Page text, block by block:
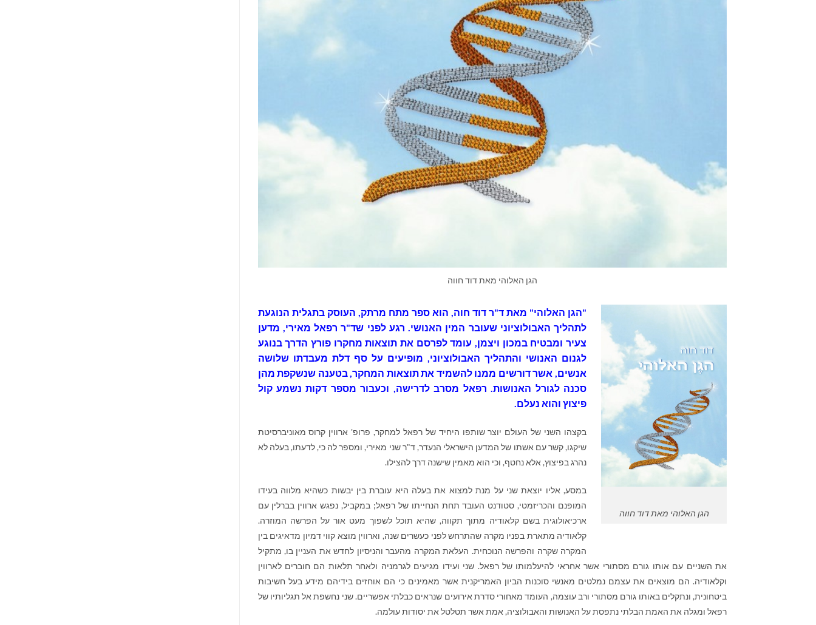
הגן האלוהי מאת דוד חווה
הגן האלוהי מאת דוד חווה
"הגן האלוהי" מאת ד"ר דוד חוה, הוא ספר מתח מרתק, העוסק בתגלית הנוגעת
לתהליך האבולוציוני שעובר המין האנושי. רגע לפני שד"ר רפאל מאירי, מדען
צעיר ומבטיח במכון ויצמן, עומד לפרסם את תוצאות מחקרו פורץ הדרך בנוגע
לגנום האנושי והתהליך האבולוציוני, מופיעים על סף דלת מעבדתו שלושה
אנשים, אשר דורשים ממנו להשמיד את תוצאות המחקר, בטענה שנשקפת מהן
סכנה לגורל האנושות. רפאל מסרב לדרישה, וכעבור מספר דקות נשמע קול
פיצוץ והוא נעלם.
בקצהו השני של העולם יוצר שותפו היחיד של רפאל למחקר, פרופ' ארווין קרוס מאוניברסיטת
שיקגו, קשר עם אשתו של המדען הישראלי הנעדר, ד"ר שני מאירי, ומספר לה כי, לדעתו, בעלה לא
נהרג בפיצוץ, אלא נחטף, וכי הוא מאמין שישנה דרך להצילו.
במסע, אליו יוצאת שני על מנת למצוא את בעלה היא עוברת בין יבשות כשהיא מלווה בעידו
המופנם והכריזמטי, סטודנט העובד תחת הנחייתו של רפאל; במקביל, נפגש ארווין בברלין עם
ארכיאולוגית בשם קלאודיה מתוך תקווה, שהיא תוכל לשפוך מעט אור על הפרשה המוזרה.
קלאודיה מתארת בפניו מקרה שהתרחש לפני כעשרים שנה, וארווין מוצא קווי דמיון מדאיגים בין
המקרה שקרה והפרשה הנוכחית. העלאת המקרה מהעבר והניסיון לחדש את העניין בו, מתקיל
את השניים עם אותו גורם מסתורי אשר אחראי להיעלמותו של רפאל. שני ועידו מגיעים לגרמניה ולאחר תלאות הם חוברים לארווין
וקלאודיה. הם מוצאים את עצמם נמלטים מאנשי סוכנות הביון האמריקנית אשר מאמינים כי הם אוחזים בידיהם מידע בעל חשיבות
ביטחונית, ונתקלים באותו גורם מסתורי ורב עוצמה, העומד מאחורי סדרת אירועים שנראים כבלתי אפשריים. שני נחשפת אל תגליותיו של
רפאל ומגלה את האמת הבלתי נתפסת על האנושות והאבולוציה, אמת אשר תטלטל את יסודות עולמה.